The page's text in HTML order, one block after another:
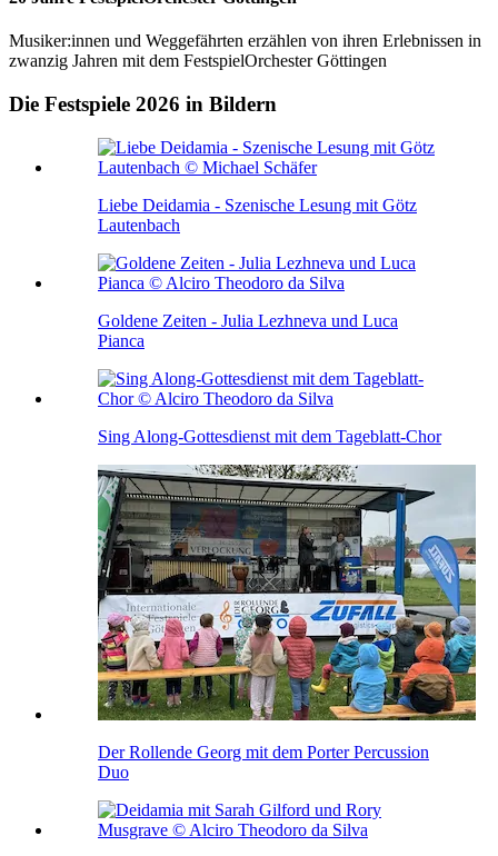
Musiker:innen und Weggefährten erzählen von ihren Erlebnissen in
zwanzig Jahren mit dem FestspielOrchester Göttingen
Die Festspiele 2026 in Bildern
Liebe Deidamia - Szenische Lesung mit Götz
Lautenbach
Goldene Zeiten - Julia Lezhneva und Luca
Pianca
Sing Along-Gottesdienst mit dem Tageblatt-Chor
Der Rollende Georg mit dem Porter Percussion
Duo